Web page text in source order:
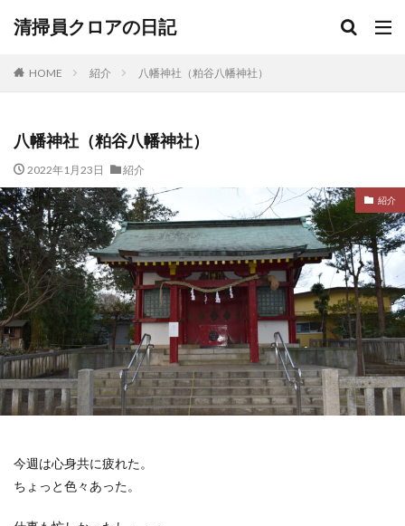
清掃員クロアの日記
HOME 紹介 八幡神社（粕谷八幡神社）
八幡神社（粕谷八幡神社）
2022年1月23日 紹介
紹介
今週は心身共に疲れた。
ちょっと色々あった。